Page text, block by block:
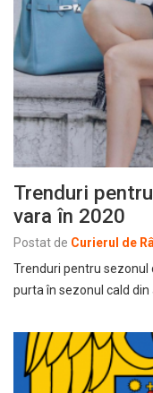
Trenduri
vara în 2020
Postat de Curierul de
Trenduri pentru sezonul
purta în sezonul cald din